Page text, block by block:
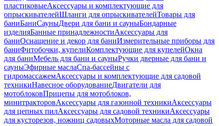
пластиковыеАксессуары и комплектующие для
опрыскивателейШланги для опрыскивателейТовары для
баниБаниСауныДвери для бани и сауныБондарные
изделияБанные принадлежностиАксессуары для
баниОснащение и декор для баниИзмерительные приборы для
баниФитобочки, купелиКомплектующие для купелейОкна
для баниМебель для бани и сауныРучки дверные для бани и
сауныЭфирные маслаСпа-бассейны с
гидромассажемАксессуары и комплектующие для садовой
техникиНавесное оборудованиеДвигатели для
мотоблоковПрицепы для мотоблоков,
минитракторовАксессуары для газонной техникиАксессуары
для цепных пилАксессуары для садовой техникиАксессуары
для кусторезов, ножниц садовыхМоторные масла для садовой